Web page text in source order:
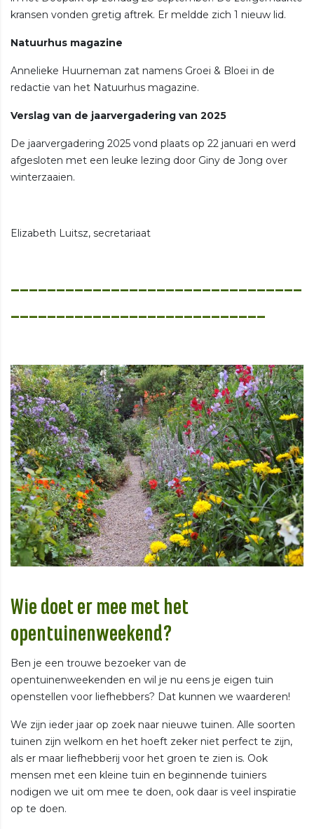
kransen vonden gretig aftrek. Er meldde zich 1 nieuw lid.
Natuurhus magazine
Annelieke Huurneman zat namens Groei & Bloei in de
redactie van het Natuurhus magazine.
Verslag van de jaarvergadering van 2025
De jaarvergadering 2025 vond plaats op 22 januari en werd
afgesloten met een leuke lezing door Giny de Jong over
winterzaaien.
Elizabeth Luitsz, secretariaat
Wie doet er mee met het
opentuinenweekend?
Ben je een trouwe bezoeker van de
opentuinenweekenden en wil je nu eens je eigen tuin
openstellen voor liefhebbers? Dat kunnen we waarderen!
We zijn ieder jaar op zoek naar nieuwe tuinen. Alle soorten
tuinen zijn welkom en het hoeft zeker niet perfect te zijn,
als er maar liefhebberij voor het groen te zien is. Ook
mensen met een kleine tuin en beginnende tuiniers
nodigen we uit om mee te doen, ook daar is veel inspiratie
op te doen.